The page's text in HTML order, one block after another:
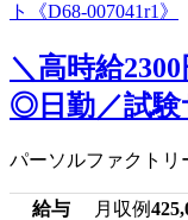
＼高時給
◎日勤／試験
パーソルファクトリ
給与 月収例